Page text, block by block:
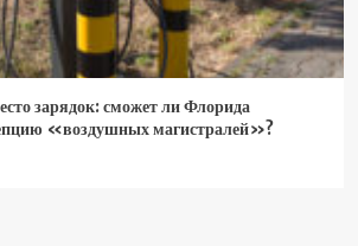
зарядок: сможет ли Флорида
«воздушных магистралей»?